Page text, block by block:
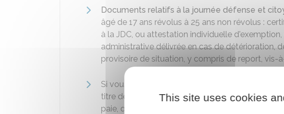
Documents relatifs à la journée défense et
âgé de 17 ans révolus à 25 ans non révolus :
à la JDC, ou attestation individuelle
administrative délivrée en cas de détérioration,
provisoire de situation, y compris de report, vis-
Si vous êtes étranger,
titre de séjour, preuve de votre présence en
paie, quittance de loyer…).
This site uses cookies